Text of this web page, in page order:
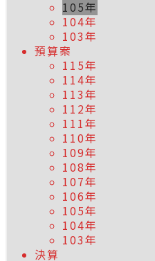
105年
104年
103年
預算案
115年
114年
113年
112年
111年
110年
109年
108年
107年
106年
105年
104年
103年
決算